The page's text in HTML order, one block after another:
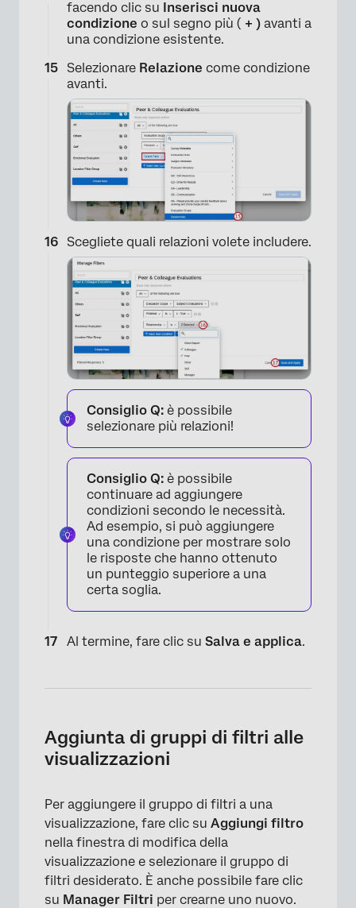
×
facendo clic su Inserisci nuova
condizione o sul segno più ( + ) avanti a
una condizione esistente.
Selezionare Relazione come condizione
avanti.
Scegliete quali relazioni volete includere.
×
Consiglio Q: è possibile
selezionare più relazioni!
Consiglio Q: è possibile
continuare ad aggiungere
condizioni secondo le necessità.
Ad esempio, si può aggiungere
una condizione per mostrare solo
le risposte che hanno ottenuto
un punteggio superiore a una
certa soglia.
Al termine, fare clic su Salva e applica.
Aggiunta di gruppi di filtri alle
visualizzazioni
Per aggiungere il gruppo di filtri a una
visualizzazione, fare clic su Aggiungi filtro
nella finestra di modifica della
visualizzazione e selezionare il gruppo di
filtri desiderato. È anche possibile fare clic
su Manager Filtri per crearne uno nuovo.